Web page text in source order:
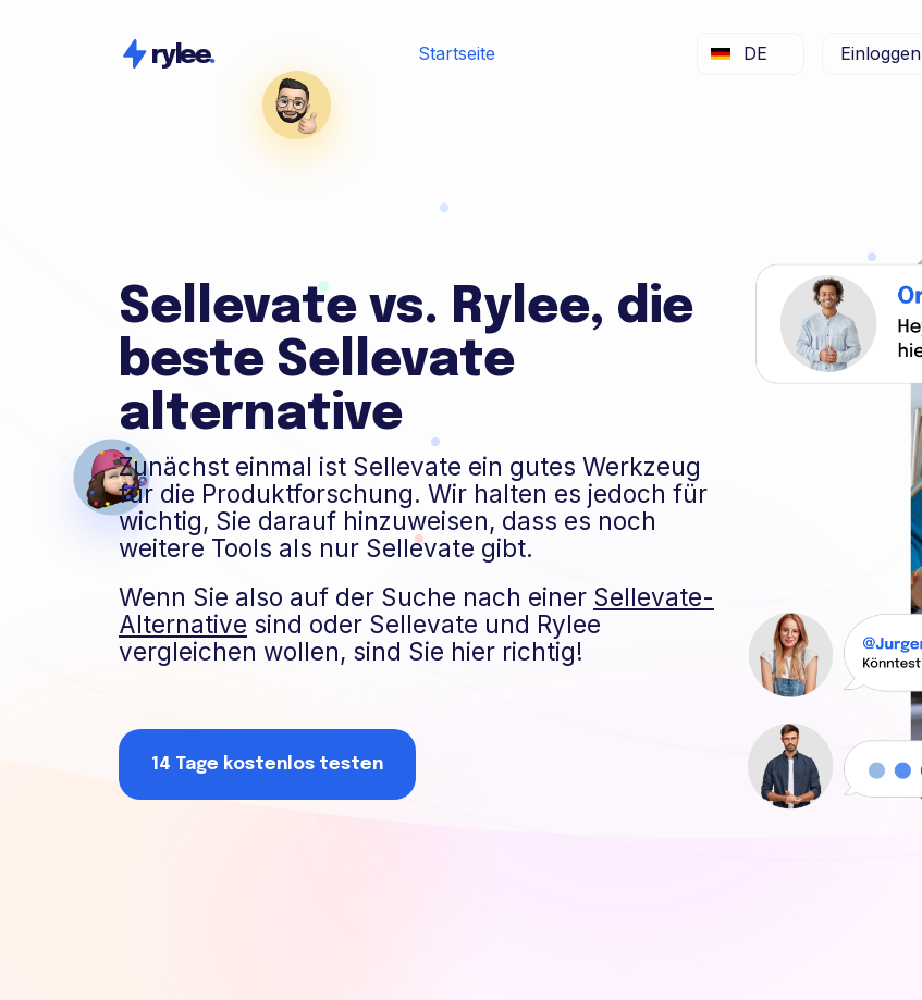
rylee. Startseite DE Einloggen
Sellevate vs. Rylee, die
beste Sellevate
alternative
Zunächst einmal ist Sellevate ein gutes Werkzeug
für die Produktforschung. Wir halten es jedoch für
wichtig, Sie darauf hinzuweisen, dass es noch
weitere Tools als nur Sellevate gibt.
Wenn Sie also auf der Suche nach einer Sellevate-
Alternative sind oder Sellevate und Rylee
vergleichen wollen, sind Sie hier richtig!
14 Tage kostenlos testen